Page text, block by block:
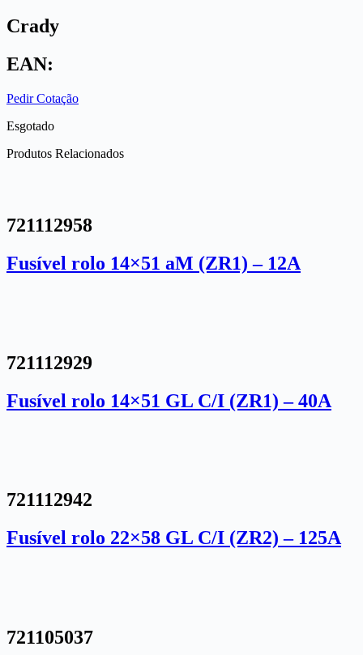
Crady
EAN:
Pedir Cotação
Esgotado
Produtos Relacionados
721112958
Fusível rolo 14×51 aM (ZR1) – 12A
721112929
Fusível rolo 14×51 GL C/I (ZR1) – 40A
721112942
Fusível rolo 22×58 GL C/I (ZR2) – 125A
721105037